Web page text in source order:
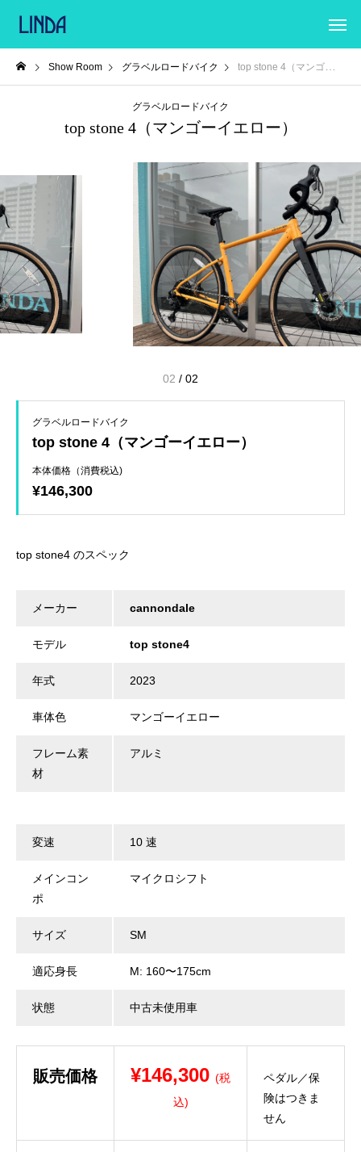
Show Room グラベルロードバイク top stone 4（マンゴーイエロー）
グラベルロードバイク
top stone 4（マンゴーイエロー）
02 / 02
グラベルロードバイク
top stone 4（マンゴーイエロー）
本体価格（消費税込)
¥146,300
top stone4 のスペック
メーカー cannondale
モデル top stone4
年式 2023
車体色 マンゴーイエロー
フレーム素
材
アルミ
変速 10 速
メインコン
ポ
マイクロシフト
サイズ SM
適応身長 M: 160〜175cm
状態 中古未使用車
販売価格 ¥146,300 (税
込)
ペダル／保
険はつきま
せん